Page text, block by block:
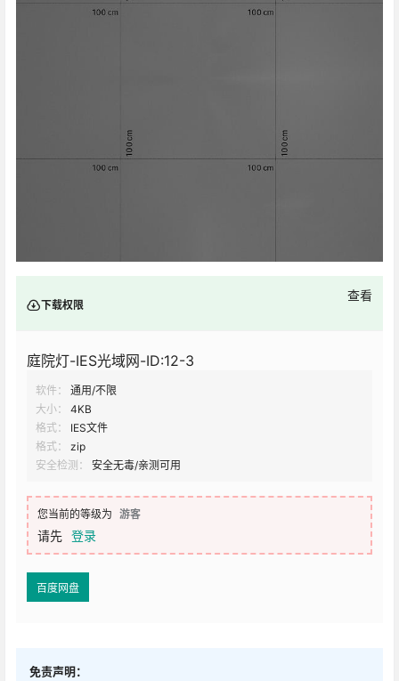
下载权限
查看
庭院灯-IES光域网-ID:12-3
软件：
通用/不限
大小：
4KB
格式：
IES文件
格式：
zip
安全检测：
安全无毒/亲测可用
您当前的等级为 游客
请先 登录
百度网盘
免责声明：